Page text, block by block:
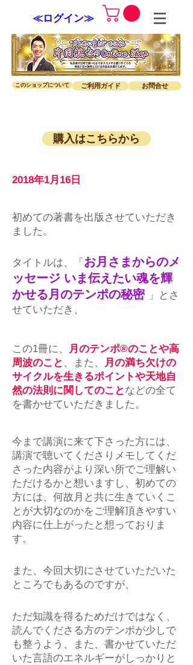
≪ログイン≫
このショップについて ご利用ガイド お問合せ
購入はこちらから
2018年1月16日
初めての著書を出版させていただき
ました。
タイトルは、「 お月さまからのメ
ッセージ いま伝えたい魂を輝
かせる月のテンポの秘密 」とさ
せていただき、
この1冊に、
月のテンポ®のことや高
周波のこと 、また、
月の満ち欠けの
サイクルを生きるポイントや天地自
然の法則に関してのことなどの全て
を書かせていただきました。
今まで講演に来て下さった方には、
講演で聴いてくださりメモしてくだ
さった内容がより深い所でご理解い
ただけるかと想いますし、初めての
方には、何故月と共に生きていくこ
とが大切なのかをご理解頂きやすい
内容に仕上がったと想っておりま
す。
また、今回大切にさせていただいた
ところでもあるのですが、
ただ知識を得るためだけではなく、
読んでくださる方のテンポが少しで
も整うよう、また、書かせていただ
いた言語のエネルギーがしっかりと